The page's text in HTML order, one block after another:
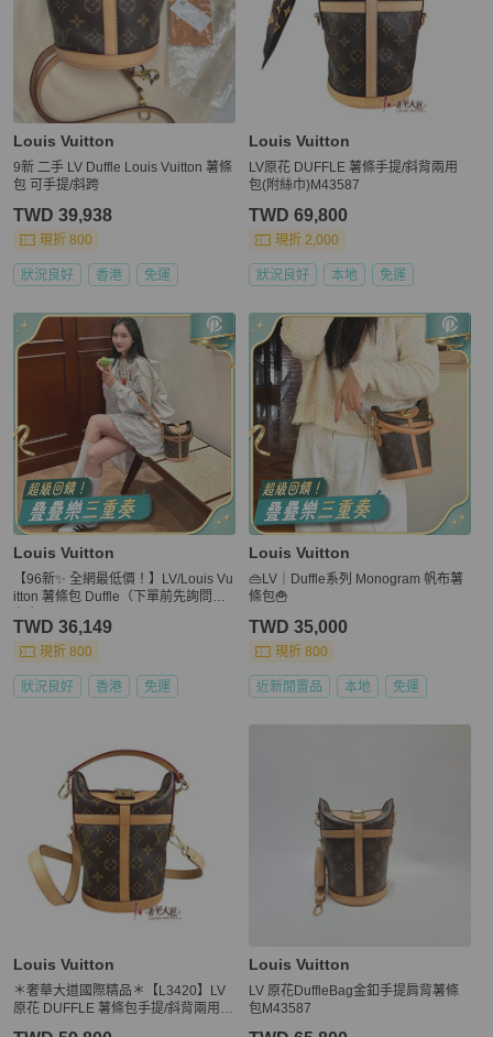
Louis Vuitton
9新 二手 LV Duffle Louis Vuitton 薯條
包 可手提/斜跨
TWD 39,938
現折 800
狀況良好 香港 免運
Louis Vuitton
LV原花 DUFFLE 薯條手提/斜背兩用
包(附絲巾)M43587
TWD 69,800
現折 2,000
狀況良好 本地 免運
Louis Vuitton
【96新✨ 全網最低價！】LV/Louis Vu
itton 薯條包 Duffle（下單前先詢問庫
TWD 36,149
現折 800
狀況良好 香港 免運
Louis Vuitton
👜LV｜Duffle系列 Monogram 帆布薯
條包🍟
TWD 35,000
現折 800
近新閒置品 本地 免運
Louis Vuitton
＊奢華大道國際精品＊【L3420】LV
原花 DUFFLE 薯條包手提/斜背兩用包
Louis Vuitton
LV 原花DuffleBag金釦手提肩背薯條
包M43587